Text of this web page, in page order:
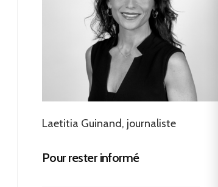
Laetitia Guinand, journaliste
Pour rester informé